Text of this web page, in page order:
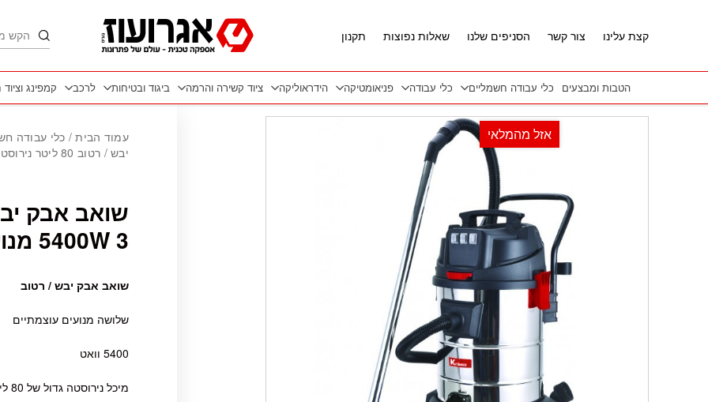
חיפוש
קצת עלינו
צור קשר הסניפים שלנו שאלות נפוצות תקנון
הטבות ומבצעים כלי עבודה חשמליים כלי עבודה פניאומטיקה הידראוליקה ציוד קשירה והרמה ביגוד ובטיחות לרכב קמפינג
עמוד הבית/ כלי עבודה
יבש / רטוב 80 ליטר נירוסטה 5400W 3 מנועים KRAUSS
5400W 3 מנועים KRAUSS
שואב אבק יבש / רטוב
שלושה מנועים עוצמתיים
5400 וואט
מיכל נירוסטה גדול של 80 ליטר
אזל מהמלאי